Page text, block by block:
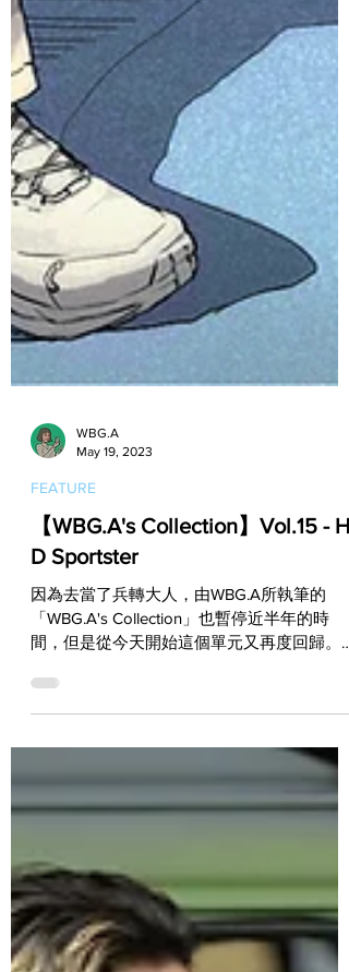
May 19, 2023
FEATURE
【WBG.A's Collection】Vol.15 - H-
D Sportster
因為去當了兵轉大人，由WBG.A所執筆的
「WBG.A's Collection」也暫停近半年的時
間，但是從今天開始這個單元又再度回歸。
無二的那一輛！...